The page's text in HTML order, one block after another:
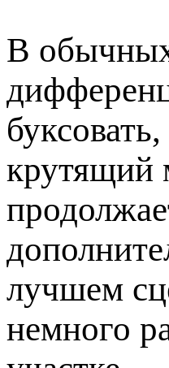
В обычных
крутящий
лучшем
немного